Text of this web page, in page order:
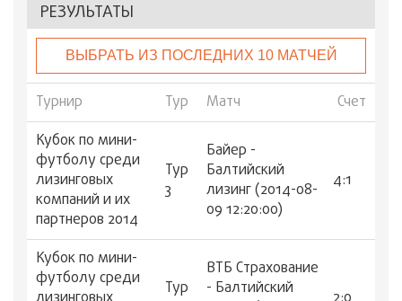
РЕЗУЛЬТАТЫ
ВЫБРАТЬ ИЗ ПОСЛЕДНИХ 10 МАТЧЕЙ
Турнир Тур Матч
Счет
Кубок по мини-
футболу среди
лизинговых
компаний и их
партнеров 2014
Тур
3
Байер -
Балтийский
лизинг (2014-08-
09 12:20:00)
4:1
Кубок по мини-
футболу среди
Тур
ВТБ Страхование
- Балтийский